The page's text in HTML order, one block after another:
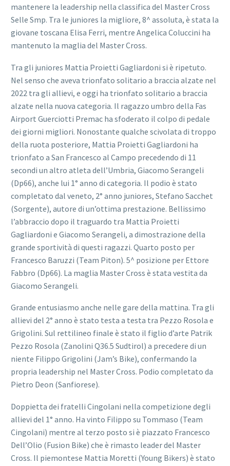
mantenere la leadership nella classifica del Master Cross
Selle Smp. Tra le juniores la migliore, 8^ assoluta, è stata la
giovane toscana Elisa Ferri, mentre Angelica Coluccini ha
mantenuto la maglia del Master Cross.
Tra gli juniores Mattia Proietti Gagliardoni si è ripetuto.
Nel senso che aveva trionfato solitario a braccia alzate nel
2022 tra gli allievi, e oggi ha trionfato solitario a braccia
alzate nella nuova categoria. Il ragazzo umbro della Fas
Airport Guerciotti Premac ha sfoderato il colpo di pedale
dei giorni migliori. Nonostante qualche scivolata di troppo
della ruota posteriore, Mattia Proietti Gagliardoni ha
trionfato a San Francesco al Campo precedendo di 11
secondi un altro atleta dell’Umbria, Giacomo Serangeli
(Dp66), anche lui 1° anno di categoria. Il podio è stato
completato dal veneto, 2° anno juniores, Stefano Sacchet
(Sorgente), autore di un’ottima prestazione. Bellissimo
l’abbraccio dopo il traguardo tra Mattia Proietti
Gagliardoni e Giacomo Serangeli, a dimostrazione della
grande sportività di questi ragazzi. Quarto posto per
Francesco Baruzzi (Team Piton). 5^ posizione per Ettore
Fabbro (Dp66). La maglia Master Cross è stata vestita da
Giacomo Serangeli.
Grande entusiasmo anche nelle gare della mattina. Tra gli
allievi del 2° anno è stato testa a testa tra Pezzo Rosola e
Grigolini. Sul rettilineo finale è stato il figlio d’arte Patrik
Pezzo Rosola (Zanolini Q36.5 Sudtirol) a precedere di un
niente Filippo Grigolini (Jam’s Bike), confermando la
propria leadership nel Master Cross. Podio completato da
Pietro Deon (Sanfiorese).
Doppietta dei fratelli Cingolani nella competizione degli
allievi del 1° anno. Ha vinto Filippo su Tommaso (Team
Cingolani) mentre al terzo posto si è piazzato Francesco
Dell’Olio (Fusion Bike) che è rimasto leader del Master
Cross. Il piemontese Mattia Moretti (Young Bikers) è stato